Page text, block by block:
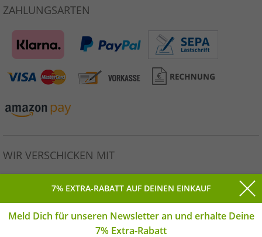
ZAHLUNGSARTEN
WIR VERSCHICKEN MIT
Alle Preise inkl. gesetzlicher MwSt. * Unverbindliche
7% EXTRA-RABATT AUF DEINEN EINKAUF
Meld Dich für unseren Newsletter an und erhalte Deine
7% Extra-Rabatt